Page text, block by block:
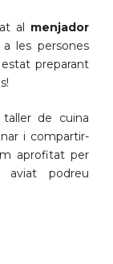
al menjador
les persones
preparant
de cuina
i compartir-
aprofitat per
aviat podreu